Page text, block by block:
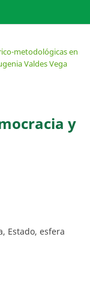
metodológicas en
Valdes Vega
y
Estado, esfera